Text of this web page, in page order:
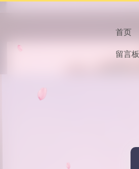
首页
留言板